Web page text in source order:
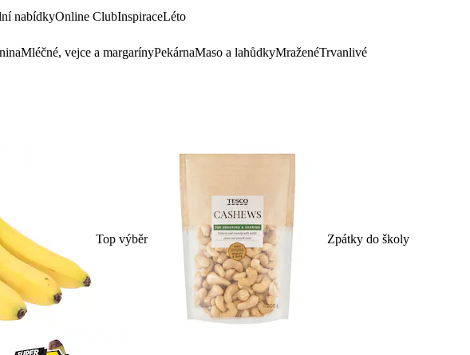
nabídkyOnline ClubInspiraceLéto
Mléčné, vejce a margarínyPekárnaMaso a lahůdkyMraženéTrvanlivé
Top výběr Zpátky do školy